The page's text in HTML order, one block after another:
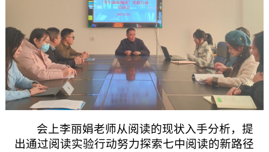
会上李丽娟老师从阅读的现状入手分析，提
出通过阅读实验行动努力探索七中阅读的新路径